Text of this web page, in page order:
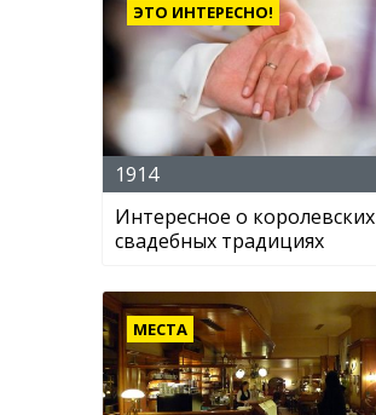
ЭТО ИНТЕРЕСНО!
1914
Интересное о королевских
свадебных традициях
МЕСТА